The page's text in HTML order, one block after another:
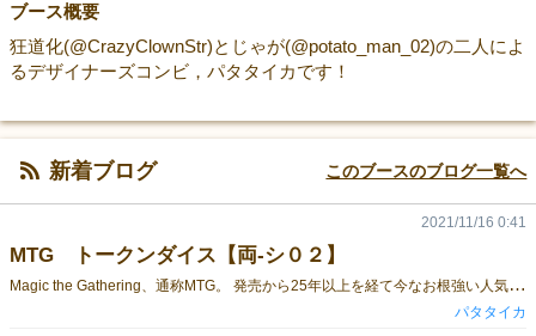
ブース概要
狂道化(@CrazyClownStr)とじゃが(@potato_man_02)の二人によ
るデザイナーズコンビ，パタタイカです！
新着ブログ このブースのブログ一覧へ
MTG トークンダイス【両-シ０２】
M
agic the Gathering、通称MTG。 発売から25年以上を経て今なお根強い人気を誇る対戦型トレーディングカードゲームです。 このゲームの数ある特徴のひとつに、持ち込んだデッキのほかに、トークンと呼ばれる代用カードを対戦中に使用することがあります。 ”基本的に「トークンである」とわかるならば何を使用しても構わない”がルールのため、他のカードゲームのカードを使っても、カッコいいフィギュアなどを使っても、勿論、ダイスを使っても構いません。 ただし、ダイスを使うと、タップ/アンタップが分かりにくいので少し使いにくいです。 …そこで、作りました。 タップができるダイス。 1/1 人間、戦士、兵士、ゴブリン、モンク 2/2 ゾンビ 3/3 ビースト、食物、鹿 4/4 天使 5/5 デーモン X/X サメ 面の配置は通常のD6と同じです。 レーザー刻印となっておりますので、爪で引っ搔いても印刷は取れません。 ここに挙げた以外にも思いつく使い方をなんでもしていただけます。MTG以外のカードゲーム、TRPG、自作ゲームなんでもどうぞ。 このほかにも、変わり種ダイスをいくつかご用意しておりますので、是非ブースまでお越しください。
2021/11/16 0:41
パタタイカ